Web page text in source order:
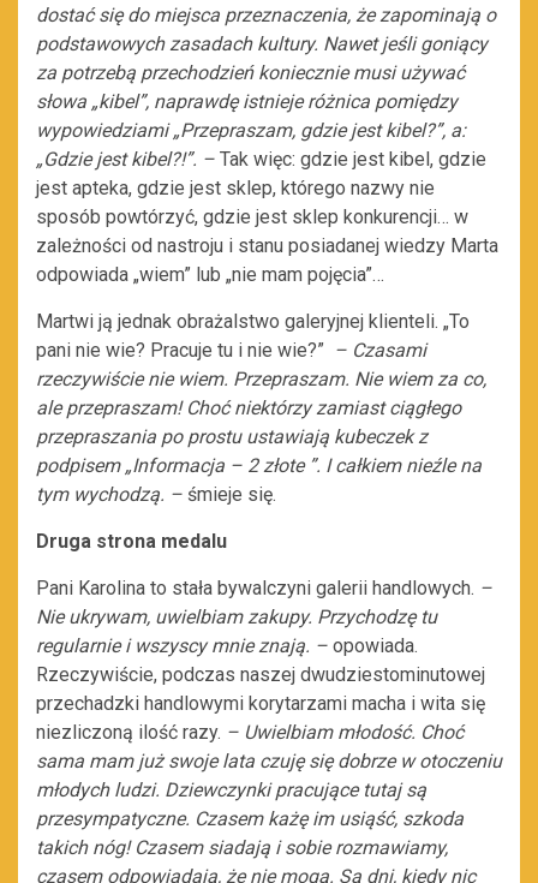
dostać się do miejsca przeznaczenia, że zapominają o
podstawowych zasadach kultury. Nawet jeśli goniący
za potrzebą przechodzień koniecznie musi używać
słowa „kibel”, naprawdę istnieje różnica pomiędzy
wypowiedziami „Przepraszam, gdzie jest kibel?”, a:
„Gdzie jest kibel?!”. – Tak więc: gdzie jest kibel, gdzie
jest apteka, gdzie jest sklep, którego nazwy nie
sposób powtórzyć, gdzie jest sklep konkurencji… w
zależności od nastroju i stanu posiadanej wiedzy Marta
odpowiada „wiem” lub „nie mam pojęcia”…
Martwi ją jednak obrażalstwo galeryjnej klienteli. „To
pani nie wie? Pracuje tu i nie wie?” – Czasami
rzeczywiście nie wiem. Przepraszam. Nie wiem za co,
ale przepraszam! Choć niektórzy zamiast ciągłego
przepraszania po prostu ustawiają kubeczek z
podpisem „Informacja – 2 złote ”. I całkiem nieźle na
tym wychodzą. – śmieje się.
Druga strona medalu
Pani Karolina to stała bywalczyni galerii handlowych. –
Nie ukrywam, uwielbiam zakupy. Przychodzę tu
regularnie i wszyscy mnie znają. – opowiada.
Rzeczywiście, podczas naszej dwudziestominutowej
przechadzki handlowymi korytarzami macha i wita się
niezliczoną ilość razy. – Uwielbiam młodość. Choć
sama mam już swoje lata czuję się dobrze w otoczeniu
młodych ludzi. Dziewczynki pracujące tutaj są
przesympatyczne. Czasem każę im usiąść, szkoda
takich nóg! Czasem siadają i sobie rozmawiamy,
czasem odpowiadają, że nie mogą. Są dni, kiedy nic